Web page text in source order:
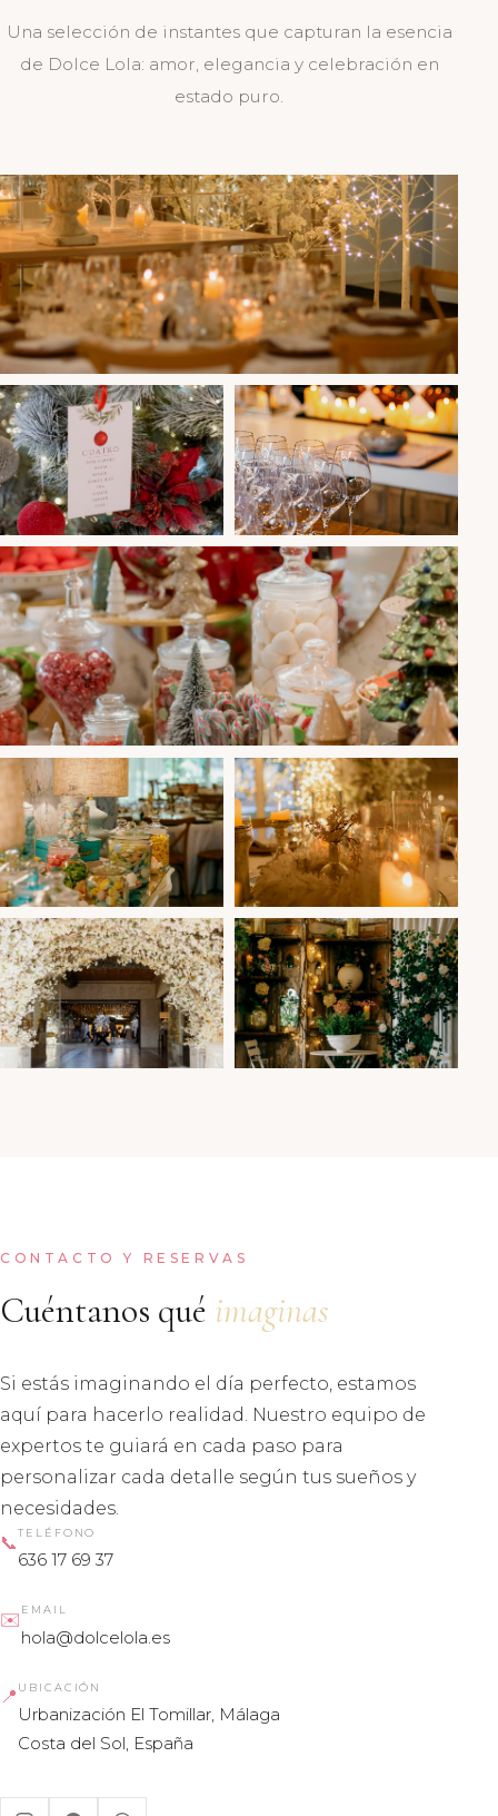
Una selección de instantes que capturan la esencia
de Dolce Lola: amor, elegancia y celebración en
estado puro.
CONTACTO Y RESERVAS
Cuéntanos qué imaginas
Si estás imaginando el día perfecto, estamos
aquí para hacerlo realidad. Nuestro equipo de
expertos te guiará en cada paso para
personalizar cada detalle según tus sueños y
necesidades.
📞TELÉFONO
636 17 69 37
✉️ EMAIL
hola@dolcelola.es
📍 UBICACIÓN
Urbanización El Tomillar, Málaga
Costa del Sol, España